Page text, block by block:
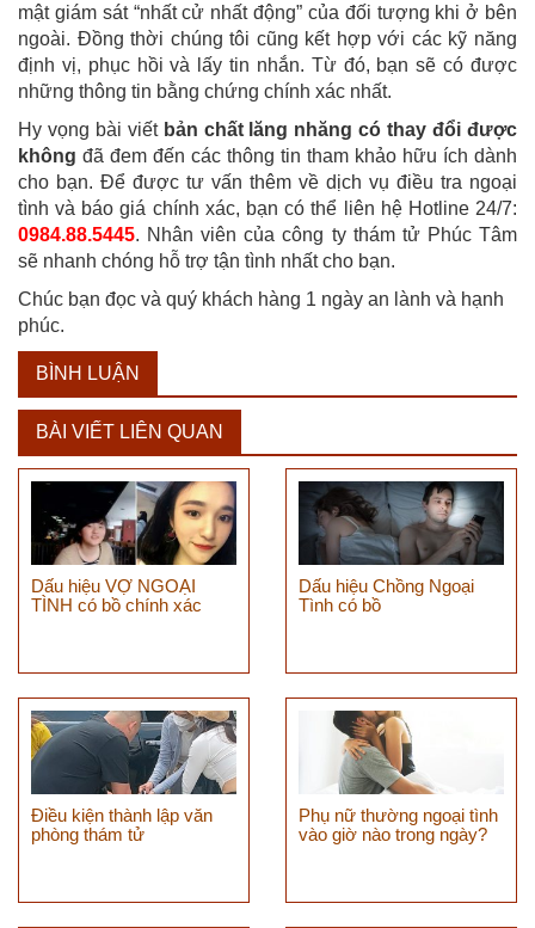
mật giám sát “nhất cử nhất động” của đối tượng khi ở bên
ngoài. Đồng thời chúng tôi cũng kết hợp với các kỹ năng
định vị, phục hồi và lấy tin nhắn. Từ đó, bạn sẽ có được
những thông tin bằng chứng chính xác nhất.
Hy vọng bài viết bản chất lăng nhăng có thay đổi được
không đã đem đến các thông tin tham khảo hữu ích dành
cho bạn. Để được tư vấn thêm về dịch vụ điều tra ngoại
tình và báo giá chính xác, bạn có thể liên hệ Hotline 24/7:
0984.88.5445. Nhân viên của công ty thám tử Phúc Tâm
sẽ nhanh chóng hỗ trợ tận tình nhất cho bạn.
Chúc bạn đọc và quý khách hàng 1 ngày an lành và hạnh
phúc.
BÌNH LUẬN
BÀI VIẾT LIÊN QUAN
Dấu hiệu VỢ NGOẠI
TÌNH có bồ chính xác
Dấu hiệu Chồng Ngoại
Tình có bồ
Điều kiện thành lập văn
phòng thám tử
Phụ nữ thường ngoại tình
vào giờ nào trong ngày?